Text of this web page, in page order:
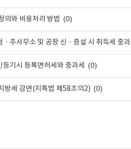
의와 비용처리 방법 (0)
주사무소 및 공장 신ㆍ증설 시 취득세 중과
기시 등록면허세와 중과세 (0)
방세 감면(지특법 제58조의2) (0)